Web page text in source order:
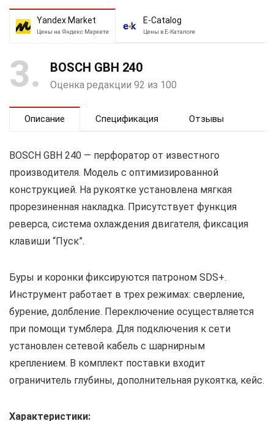
Yandex Market
Цены на Яндекс Маркете
E-Catalog
Цены в Е-Каталоге
3 BOSCH GBH 240
Оценка редакции 92 из 100
Описание Спецификация Отзывы
BOSCH GBH 240 — перфоратор от известного
производителя. Модель с оптимизированной
конструкцией. На рукоятке установлена мягкая
прорезиненная накладка. Присутствует функция
реверса, система охлаждения двигателя, фиксация
клавиши “Пуск”.
Буры и коронки фиксируются патроном SDS+.
Инструмент работает в трех режимах: сверление,
бурение, долбление. Переключение осуществляется
при помощи тумблера. Для подключения к сети
установлен сетевой кабель с шарнирным
креплением. В комплект поставки входит
ограничитель глубины, дополнительная рукоятка, кейс.
Характеристики: